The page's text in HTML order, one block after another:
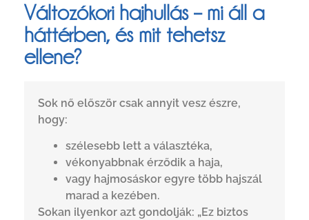
Változókori hajhullás – mi áll a
háttérben, és mit tehetsz
ellene?
Sok nő először csak annyit vesz észre,
hogy:
szélesebb lett a választéka,
vékonyabbnak érződik a haja,
vagy hajmosáskor egyre több hajszál
marad a kezében.
Sokan ilyenkor azt gondolják: „Ez biztos